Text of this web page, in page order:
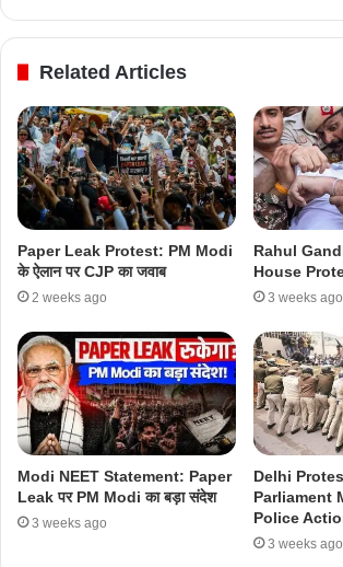
Related Articles
Paper Leak Protest: PM Modi
के ऐलान पर CJP का जवाब
2 weeks ago
Rahul
House
3 weeks ago
Modi NEET Statement: Paper
Leak पर PM Modi का बड़ा संदेश
3 weeks ago
Delhi
Parliament
Police
3 weeks ago